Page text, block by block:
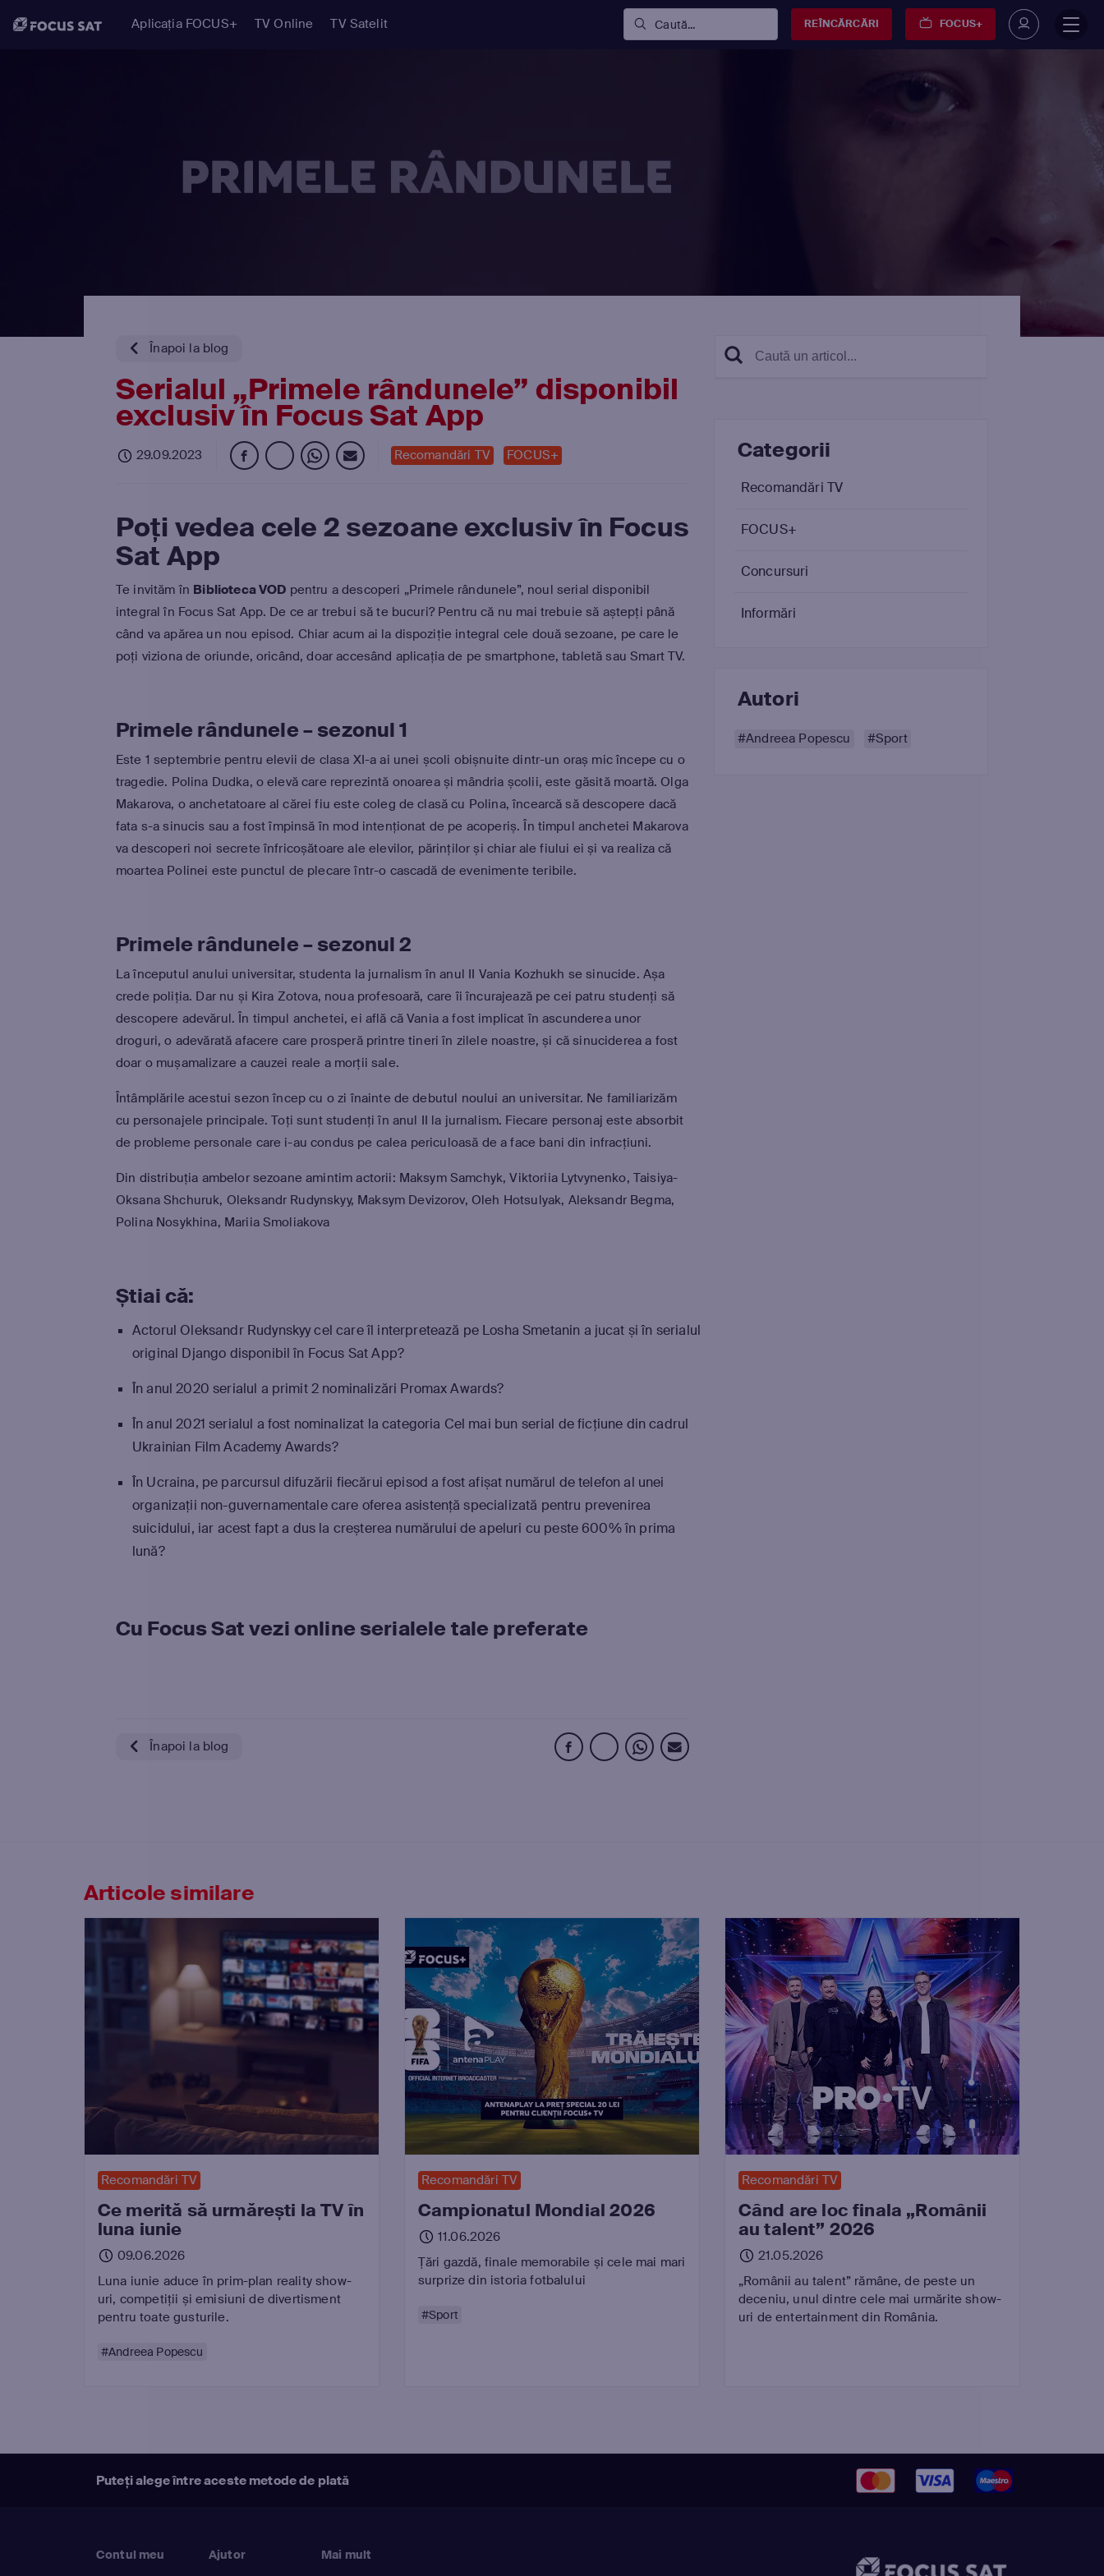
Aplicația FOCUS+ TV Online TV Satelit Caută... REÎNCĂRCĂRI FOCUS+
Înapoi la blog
Serialul „Primele rândunele” disponibil
exclusiv în Focus Sat App
29.09.2023 Recomandări TV FOCUS+
Poți vedea cele 2 sezoane exclusiv în Focus
Sat App
Te invităm în Biblioteca VOD pentru a descoperi „Primele rândunele”, noul serial disponibil
integral în Focus Sat App. De ce ar trebui să te bucuri? Pentru că nu mai trebuie să aștepți până
când va apărea un nou episod. Chiar acum ai la dispoziție integral cele două sezoane, pe care le
poți viziona de oriunde, oricând, doar accesând aplicația de pe smartphone, tabletă sau Smart TV.
Primele rândunele – sezonul 1
Este 1 septembrie pentru elevii de clasa XI-a ai unei școli obișnuite dintr-un oraș mic începe cu o
tragedie. Polina Dudka, o elevă care reprezintă onoarea și mândria școlii, este găsită moartă. Olga
Makarova, o anchetatoare al cărei fiu este coleg de clasă cu Polina, încearcă să descopere dacă
fata s-a sinucis sau a fost împinsă în mod intenționat de pe acoperiș. În timpul anchetei Makarova
va descoperi noi secrete înfricoșătoare ale elevilor, părinților și chiar ale fiului ei și va realiza că
moartea Polinei este punctul de plecare într-o cascadă de evenimente teribile.
Primele rândunele – sezonul 2
La începutul anului universitar, studenta la jurnalism în anul II Vania Kozhukh se sinucide. Așa
crede poliția. Dar nu și Kira Zotova, noua profesoară, care îi încurajează pe cei patru studenți să
descopere adevărul. În timpul anchetei, ei află că Vania a fost implicat în ascunderea unor
droguri, o adevărată afacere care prosperă printre tineri în zilele noastre, și că sinuciderea a fost
doar o mușamalizare a cauzei reale a morții sale.
Întâmplările acestui sezon încep cu o zi înainte de debutul noului an universitar. Ne familiarizăm
cu personajele principale. Toți sunt studenți în anul II la jurnalism. Fiecare personaj este absorbit
de probleme personale care i-au condus pe calea periculoasă de a face bani din infracțiuni.
Din distribuția ambelor sezoane amintim actorii: Maksym Samchyk, Viktoriia Lytvynenko, Taisiya-
Oksana Shchuruk, Oleksandr Rudynskyy, Maksym Devizorov, Oleh Hotsulyak, Aleksandr Begma,
Polina Nosykhina, Mariia Smoliakova
Știai că:
Actorul Oleksandr Rudynskyy cel care îl interpretează pe Losha Smetanin a jucat și în serialul
original Django disponibil în Focus Sat App?
În anul 2020 serialul a primit 2 nominalizări Promax Awards?
În anul 2021 serialul a fost nominalizat la categoria Cel mai bun serial de ficțiune din cadrul
Ukrainian Film Academy Awards?
În Ucraina, pe parcursul difuzării fiecărui episod a fost afișat numărul de telefon al unei
organizații non-guvernamentale care oferea asistență specializată pentru prevenirea
suicidului, iar acest fapt a dus la creșterea numărului de apeluri cu peste 600% în prima
lună?
Cu Focus Sat vezi online serialele tale preferate
Înapoi la blog
Categorii
Recomandări TV
FOCUS+
Concursuri
Informări
Autori
#Andreea Popescu #Sport
Articole similare
Recomandări TV
Ce merită să urmărești la TV în
luna iunie
09.06.2026
Luna iunie aduce în prim-plan reality show-
uri, competiții și emisiuni de divertisment
pentru toate gusturile.
#Andreea Popescu
Recomandări TV
Campionatul Mondial 2026
11.06.2026
Țări gazdă, finale memorabile și cele mai mari
surprize din istoria fotbalului
#Sport
Recomandări TV
Când are loc finala „Românii
au talent” 2026
21.05.2026
„Românii au talent” rămâne, de peste un
deceniu, unul dintre cele mai urmărite show-
uri de entertainment din România.
Puteți alege între aceste metode de plată
Contul meu
Ajutor
Mai mult